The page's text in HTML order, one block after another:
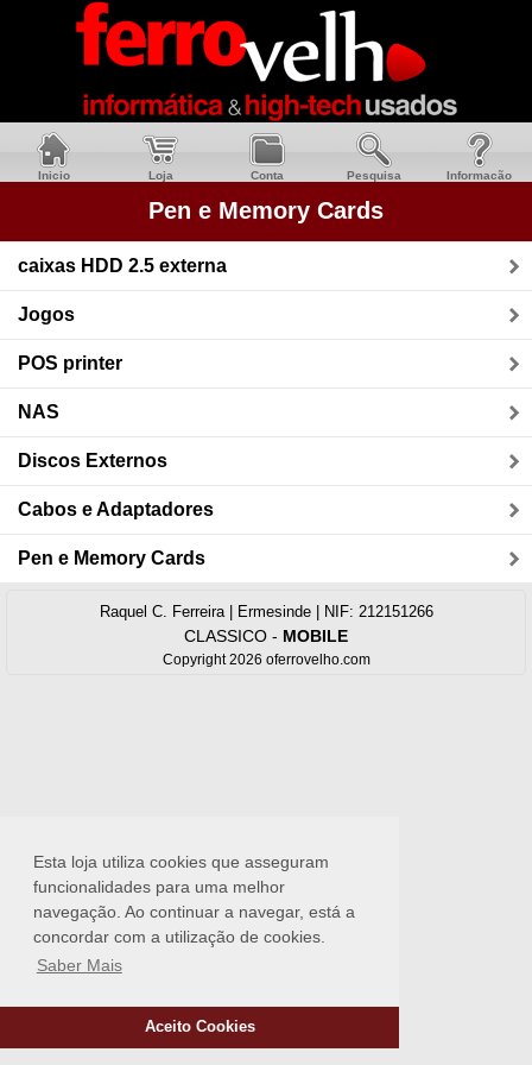
Esta loja utiliza cookies que asseguram
funcionalidades para uma melhor
navegação. Ao continuar a navegar, está a
concordar com a utilização de cookies.
Saber Mais
Aceito Cookies
Inicio Loja Conta Pesquisa Informacão
Pen e Memory Cards
caixas HDD 2.5 externa
Jogos
POS printer
NAS
Discos Externos
Cabos e Adaptadores
Pen e Memory Cards
Raquel C. Ferreira | Ermesinde | NIF: 212151266
CLASSICO - MOBILE
Copyright 2026 oferrovelho.com